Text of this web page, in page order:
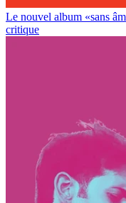
Le nouvel album «sans
critique